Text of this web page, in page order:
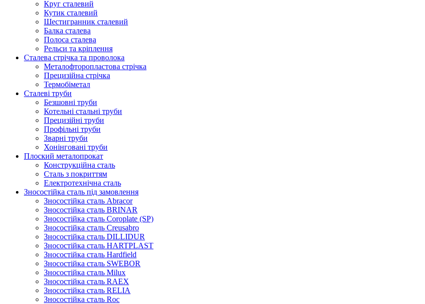
Круг сталевий
Кутик сталевий
Шестигранник сталевий
Балка сталева
Полоса сталева
Рельси та кріплення
Сталева стрічка та проволока
Металофторопластова стрічка
Прецизійна стрічка
Термобіметал
Сталеві труби
Безшовні труби
Котельні стальні труби
Прецизійні труби
Профільні труби
Зварні труби
Хонінговані труби
Плоский металопрокат
Конструкційна сталь
Сталь з покриттям
Електротехнічна сталь
Зносостійка сталь під замовлення
Зносостійка сталь Abracor
Зносостійка сталь BRINAR
Зносостійка сталь Coroplate (SP)
Зносостійка сталь Creusabro
Зносостійка сталь DILLIDUR
Зносостійка сталь HARTPLAST
Зносостійка сталь Hardfield
Зносостійка сталь SWEBOR
Зносостійка сталь Milux
Зносостійка сталь RAEX
Зносостійка сталь RELIA
Зносостійка сталь Roc